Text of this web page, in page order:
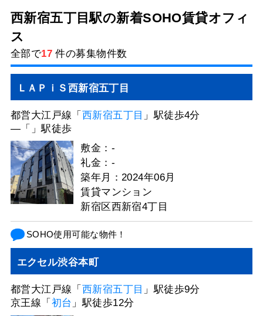
西新宿五丁目駅の新着SOHO賃貸オフィ
ス
全部で17件の募集物件数
ＬＡＰｉＳ⻄新宿五丁⽬
都営大江戸線「 西新宿五丁目 」駅徒歩4分
―「
」駅徒歩
敷金：-
礼金：-
築年月：2024年06月
賃貸マンション
新宿区⻄新宿4丁⽬
SOHO使用可能な物件！
エクセル渋谷本町
都営大江戸線「 西新宿五丁目 」駅徒歩9分
京王線「 初台 」駅徒歩12分